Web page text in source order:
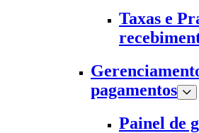
Taxas e
pagamentos
Painel de